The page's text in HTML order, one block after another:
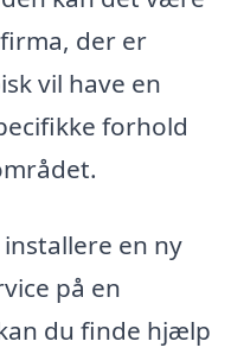
der er
vil have en
forhold
en ny
på en
du finde hjælp